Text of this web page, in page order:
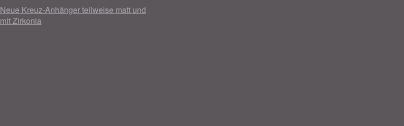
Neue Kreuz-Anhänger teilweise matt und
mit Zirkonia